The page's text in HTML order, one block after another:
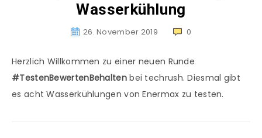
Wasserkühlung
26. November 2019 0
Herzlich Willkommen zu einer neuen Runde
#TestenBewertenBehaltenbei techrush. Diesmal gibt
es acht Wasserkühlungen von Enermax zu testen.